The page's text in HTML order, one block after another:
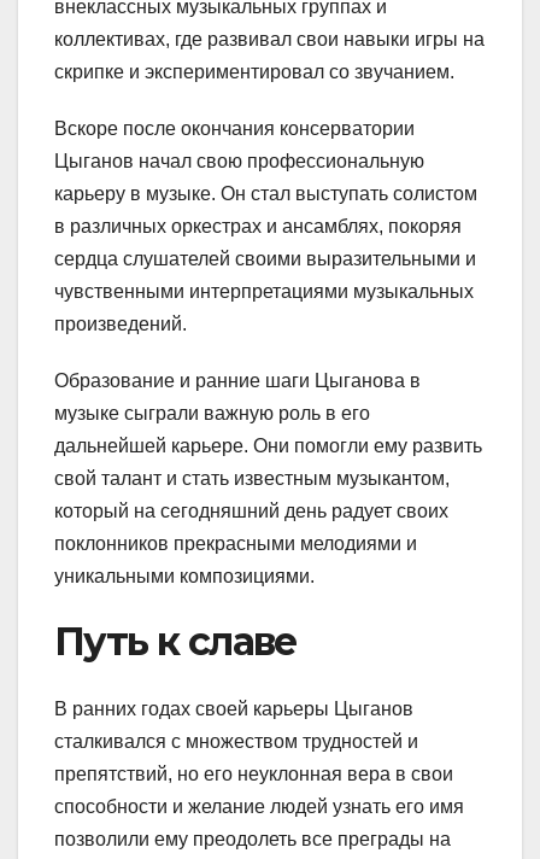
внеклассных музыкальных группах и
коллективах, где развивал свои навыки игры на
скрипке и экспериментировал со звучанием.
Вскоре после окончания консерватории
Цыганов начал свою профессиональную
карьеру в музыке. Он стал выступать солистом
в различных оркестрах и ансамблях, покоряя
сердца слушателей своими выразительными и
чувственными интерпретациями музыкальных
произведений.
Образование и ранние шаги Цыганова в
музыке сыграли важную роль в его
дальнейшей карьере. Они помогли ему развить
свой талант и стать известным музыкантом,
который на сегодняшний день радует своих
поклонников прекрасными мелодиями и
уникальными композициями.
Путь к славе
В ранних годах своей карьеры Цыганов
сталкивался с множеством трудностей и
препятствий, но его неуклонная вера в свои
способности и желание людей узнать его имя
позволили ему преодолеть все преграды на